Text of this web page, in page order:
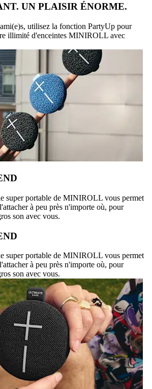
UN PLAISIR ÉNORME.
utilisez la fonction PartyUp pour
illimité d'enceintes MINIROLL avec
super portable de MINIROLL vous permet
à peu près n'importe où, pour
son avec vous.
super portable de MINIROLL vous permet
à peu près n'importe où, pour
son avec vous.